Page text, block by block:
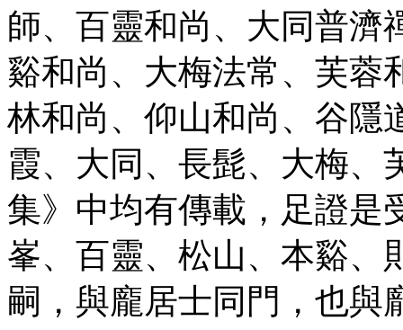
師、百靈和尚、大同普濟
谿和尚、大梅法常、芙蓉
林和尚、仰山和尚、谷隱
霞、大同、長髭、大梅、
集》中均有傳載，足證是
峯、百靈、松山、本谿、
嗣，與龐居士同門，也與